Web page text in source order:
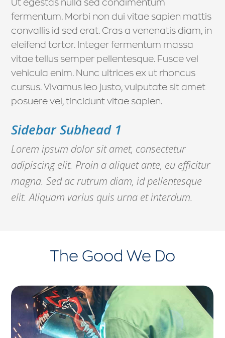
fermentum. Morbi non dui vitae sapien mattis
convallis id sed erat. Cras a venenatis diam, in
eleifend tortor. Integer fermentum massa
vitae tellus semper pellentesque. Fusce vel
vehicula enim. Nunc ultrices ex ut rhoncus
cursus. Vivamus leo justo, vulputate sit amet
posuere vel, tincidunt vitae sapien.
Sidebar Subhead 1
Lorem ipsum dolor sit amet, consectetur
adipiscing elit. Proin a aliquet ante, eu efficitur
magna. Sed ac rutrum diam, id pellentesque
elit. Aliquam varius quis urna et interdum.
The Good We Do